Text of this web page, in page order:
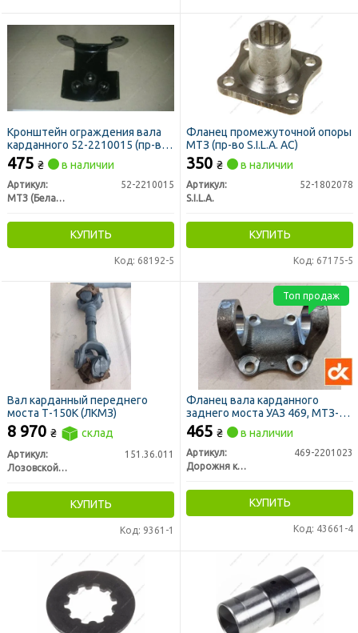
Кронштейн ограждения вала
карданного 52-2210015 (пр-во
МТЗ)
475 ₴ в наличии
Артикул:
52-2210015
МТЗ (Беларусь)
КУПИТЬ
Код: 68192-5
Фланец промежуточной опоры
МТЗ (пр-во S.I.L.A. AC)
350 ₴ в наличии
Артикул:
52-1802078
S.I.L.A.
КУПИТЬ
Код: 67175-5
Вал карданный переднего
моста Т-150К (ЛКМЗ)
8 970 ₴ склад
Артикул:
151.36.011
Лозовской кузнечно-механический завод (ЛКМЗ)
КУПИТЬ
Код: 9361-1
Фланец вала карданного
заднего моста УАЗ 469, МТЗ-80
(ДК)
465 ₴ в наличии
Артикул:
469-2201023
Дорожня карта
КУПИТЬ
Код: 43661-4
Топ продаж